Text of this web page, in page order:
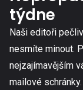
týdne
Naši editoři
nesmíte minout.
nejzajímavějším
mailové schránky.